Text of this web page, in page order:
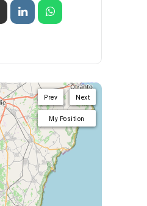
Next
Prev
My Position